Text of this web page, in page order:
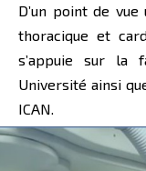
D’un point de
thoracique et
s’appuie sur la
Université ainsi
ICAN.